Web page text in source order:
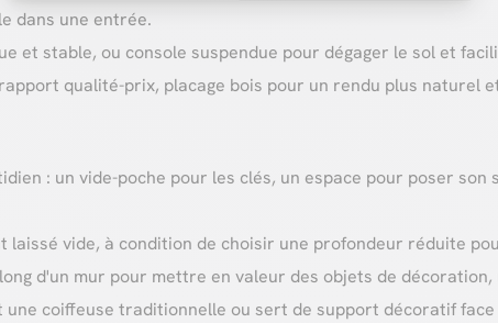
dans une entrée.
et stable, ou console suspendue pour dégager le sol et
qualité-prix, placage bois pour un rendu plus naturel
: un vide-poche pour les clés, un espace pour poser
vide, à condition de choisir une profondeur réduite
d'un mur pour mettre en valeur des objets de décoration,
une coiffeuse traditionnelle ou sert de support décoratif